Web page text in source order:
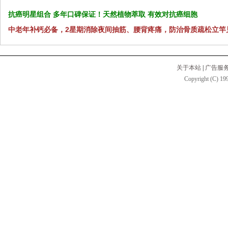
抗癌明星组合 多年口碑保证！天然植物萃取 有效对抗癌细胞
中老年补钙必备，2星期消除夜间抽筋、腰背疼痛，防治骨质疏松立竿
关于本站
广告服
Copyright (C)